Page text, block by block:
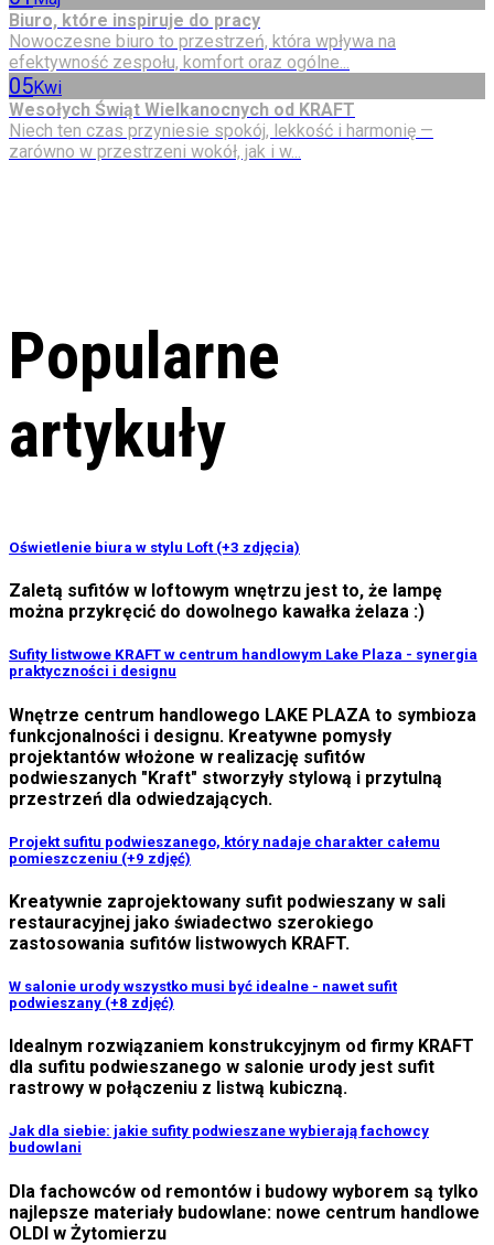
Biuro, które inspiruje do pracy
Nowoczesne biuro to przestrzeń, która wpływa na
efektywność zespołu, komfort oraz ogólne...
05Kwi
Wesołych Świąt Wielkanocnych od KRAFT
Niech ten czas przyniesie spokój, lekkość i harmonię —
zarówno w przestrzeni wokół, jak i w...
Popularne
artykuły
Oświetlenie biura w stylu Loft (+3 zdjęcia)
Zaletą sufitów w loftowym wnętrzu jest to, że lampę
można przykręcić do dowolnego kawałka żelaza :)
Sufity listwowe KRAFT w centrum handlowym Lake Plaza - synergia
praktyczności i designu
Wnętrze centrum handlowego LAKE PLAZA to symbioza
funkcjonalności i designu. Kreatywne pomysły
projektantów włożone w realizację sufitów
podwieszanych "Kraft" stworzyły stylową i przytulną
przestrzeń dla odwiedzających.
Projekt sufitu podwieszanego, który nadaje charakter całemu
pomieszczeniu (+9 zdjęć)
Kreatywnie zaprojektowany sufit podwieszany w sali
restauracyjnej jako świadectwo szerokiego
zastosowania sufitów listwowych KRAFT.
W salonie urody wszystko musi być idealne - nawet sufit
podwieszany (+8 zdjęć)
Idealnym rozwiązaniem konstrukcyjnym od firmy KRAFT
dla sufitu podwieszanego w salonie urody jest sufit
rastrowy w połączeniu z listwą kubiczną.
Jak dla siebie: jakie sufity podwieszane wybierają fachowcy
budowlani
Dla fachowców od remontów i budowy wyborem są tylko
najlepsze materiały budowlane: nowe centrum handlowe
OLDI w Żytomierzu